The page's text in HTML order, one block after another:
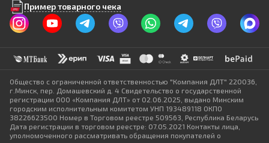
Пример товарного чека
Общество с ограниченной ответственностью "Компания ДЛТ" 220036,
г.Минск, пер. Домашевский д. 4 Свидетельство о государственной
регистрации ООО «Компания ДЛТ» от 02.06.2025, выдано Минским
городским исполнительным комитетом УНП 193489118 ОКПО
38226623500 Номер в Торговом реестре 509563, Республика Беларусь
Дата регистрации в торговом реестре: 07.05.2021 Контакты лица,
уполномоченного рассматривать обращения покупателей о